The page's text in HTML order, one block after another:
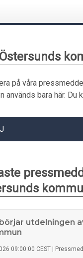
på våra
används bara här. Du
utdelningen
09:00:00 CEST